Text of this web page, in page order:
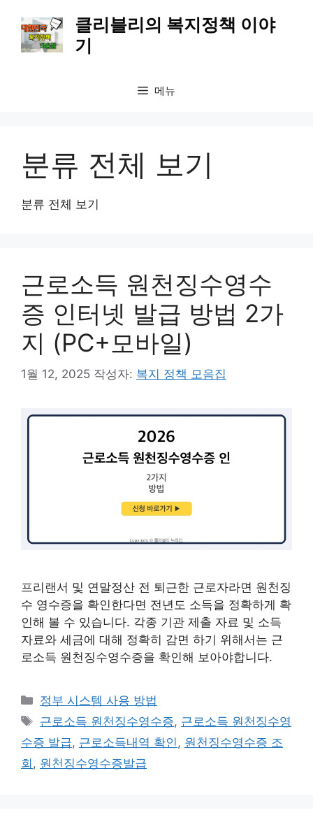
클리블리의 복지정책 이야
기
메뉴
분류 전체 보기
분류 전체 보기
근로소득 원천징수영수
증 인터넷 발급 방법 2가
지 (PC+모바일)
1월 12, 2025 작성자: 복지 정책 모음집
프리랜서 및 연말정산 전 퇴근한 근로자라면 원천징
수 영수증을 확인한다면 전년도 소득을 정확하게 확
인해 볼 수 있습니다. 각종 기관 제출 자료 및 소득
자료와 세금에 대해 정확히 감면 하기 위해서는 근
로소득 원천징수영수증을 확인해 보아야합니다.
카
테
리
정부 시스템 사용 방법
태
그
근로소득 원천징수영수증, 근로소득 원천징수영
수증 발급, 근로소득내역 확인, 원천징수영수증 조
회 , 원천징수영수증발급